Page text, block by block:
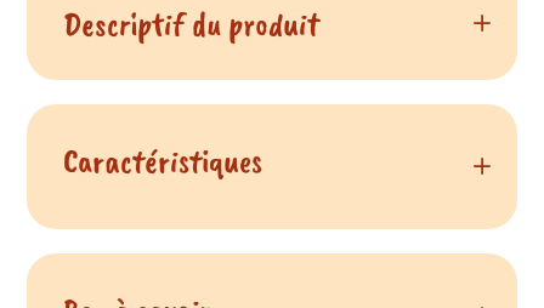
Descriptif du produit
Bracelet en Cuir Esprit Vintage - Style Bohème
Plongez dans l'ambiance décontractée des années
Caractéristiques du produit Bracelet